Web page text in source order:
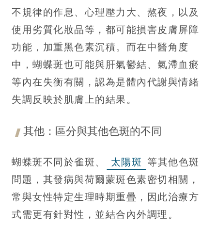
不規律的作息、心理壓力大、熬夜，以及
使用劣質化妝品等，都可能損害皮膚屏障
功能，加重黑色素沉積。而在中醫角度
中，蝴蝶斑也可能與肝氣鬱結、氣滯血瘀
等內在失衡有關，認為是體內代謝與情緒
失調反映於肌膚上的結果。
其他：區分與其他色斑的不同
蝴蝶斑不同於雀斑、 太陽斑 等其他色斑
問題，其發病與荷爾蒙斑色素密切相關，
常與女性特定生理時期重疊，因此治療方
式需更有針對性，並結合內外調理。